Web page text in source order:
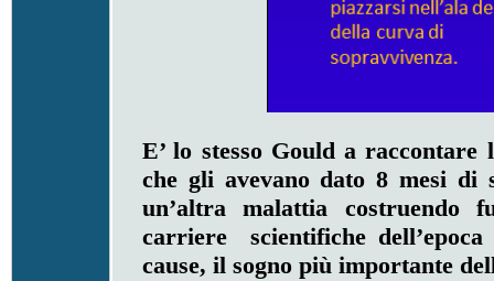
E’ lo stesso Gould a
che gli avevano dato 8 mesi di
un’altra malattia
carriere scientifiche
cause, il sogno più importante